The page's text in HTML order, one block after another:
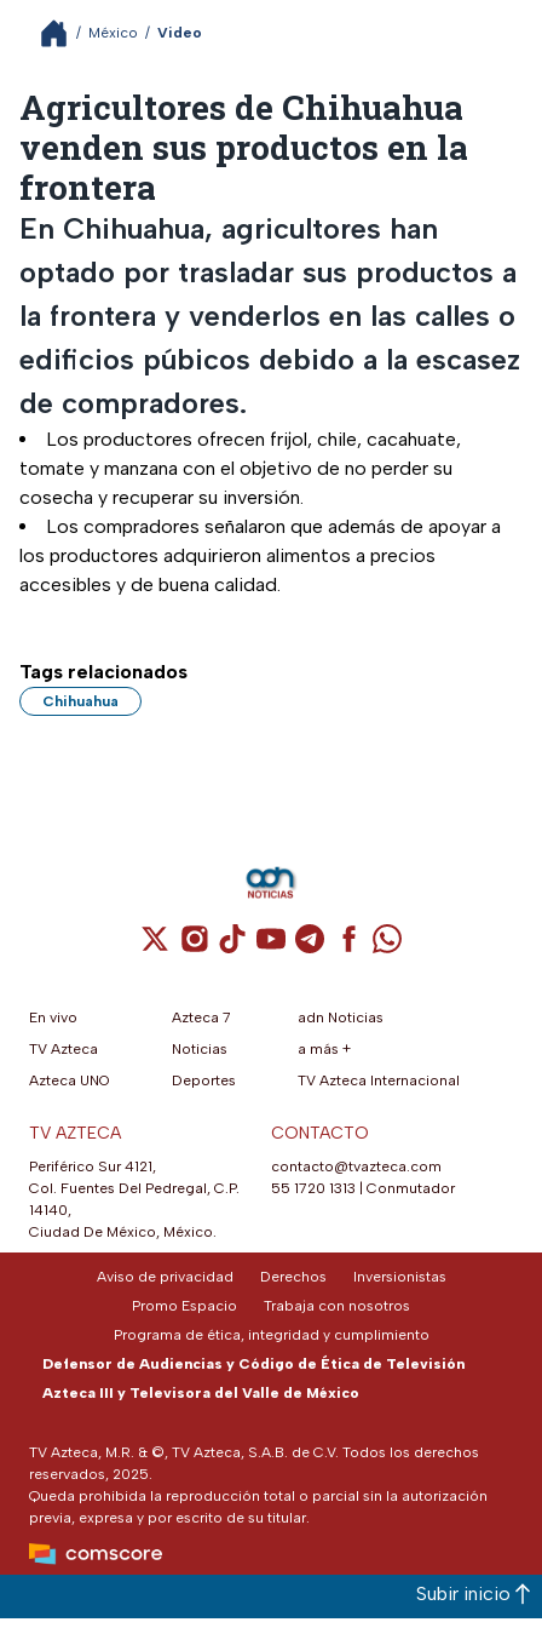
/ México / Video
Agricultores de Chihuahua
venden sus productos en la
frontera
En Chihuahua, agricultores han
optado por trasladar sus productos a
la frontera y venderlos en las calles o
edificios púbicos debido a la escasez
de compradores.
Los productores ofrecen frijol, chile, cacahuate,
tomate y manzana con el objetivo de no perder su
cosecha y recuperar su inversión.
Los compradores señalaron que además de apoyar a
los productores adquirieron alimentos a precios
accesibles y de buena calidad.
Tags relacionados
Chihuahua
Cuenta de X / Twitter (se abre en una
Cuenta de Instagram (se abre en una
Cuenta de TikTok (se abre en
Cuenta de YouTube (se abre
Cuenta de Telegram (se
Cuenta de
Cuenta de
En vivo
TV Azteca
Azteca UNO
Azteca 7
Noticias
Deportes
adn Noticias
a más +
TV Azteca Internacional
TV AZTECA
Periférico Sur 4121,
Col. Fuentes Del Pedregal, C.P.
14140,
Ciudad De México, México.
CONTACTO
contacto@tvazteca.com
55 1720 1313 | Conmutador
TV Azteca, M.R. & ©, TV Azteca, S.A.B. de C.V. Todos los derechos
reservados, 2025.
Queda prohibida la reproducción total o parcial sin la autorización
previa, expresa y por escrito de su titular.
Aviso de privacidad Derechos
Inversionistas
Promo Espacio
Trabaja con nosotros
Programa de ética, integridad y cumplimiento
Defensor de Audiencias y Código de Ética de Televisión
Azteca III y Televisora del Valle de México
Subir inicio